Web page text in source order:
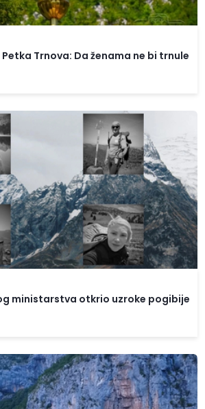
Trnova: Da ženama ne bi trnule
ministarstva otkrio uzroke pogibije